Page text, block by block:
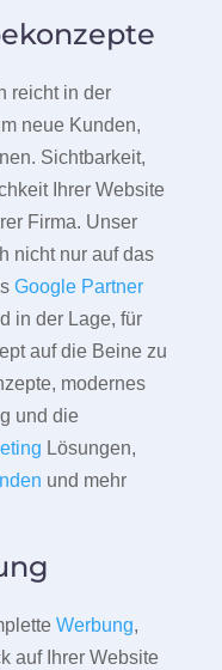
reicht in der
neue Kunden,
Sichtbarkeit,
Ihrer Website
Firma. Unser
nicht nur auf das
Google Partner
in der Lage, für
auf die Beine zu
modernes
und die
Lösungen,
und mehr
Werbung,
auf Ihrer Website